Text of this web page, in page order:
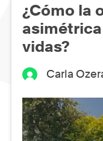
¿Cómo la
vidas?
Carla